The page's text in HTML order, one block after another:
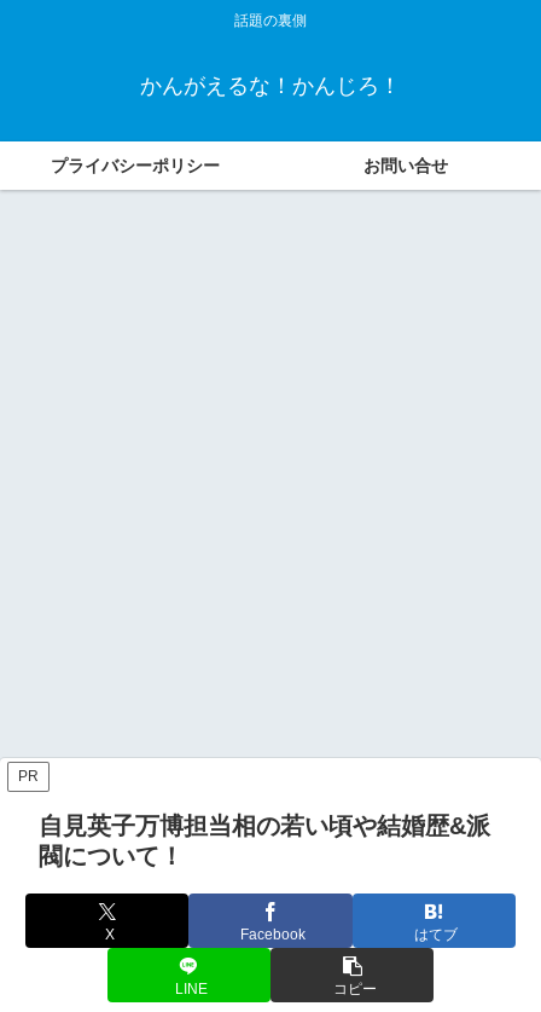
話題の裏側
かんがえるな！かんじろ！
プライバシーポリシー お問い合せ
PR
自見英子万博担当相の若い頃や結婚歴&派
閥について！
X Facebook はてブ
LINE コピー